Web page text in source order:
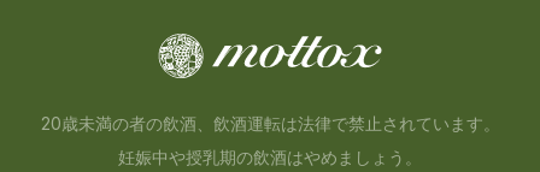
20歳未満の者の飲酒、飲酒運転は法律で禁止されています。
妊娠中や授乳期の飲酒はやめましょう。